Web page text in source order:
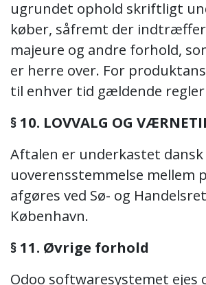
ugrundet ophold skriftligt
køber, såfremt der
majeure og andre forhold,
er herre over. For
til enhver tid gældende
§ 10. LOVVALG OG
Aftalen er underkastet
uoverensstemmelse mellem
afgøres ved Sø- og
København.
§ 11. Øvrige forhold
Odoo softwaresystemet ejes